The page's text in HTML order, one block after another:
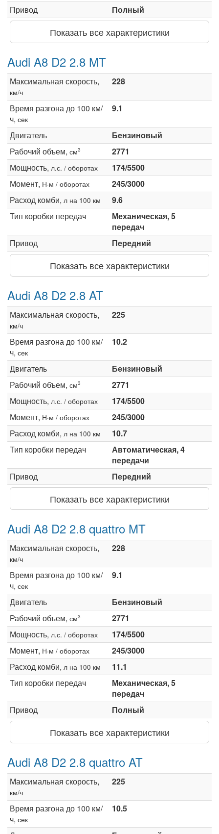
Привод
Полный
Показать все характеристики
Audi A8 D2 2.8 MT
Максимальная скорость,
км/ч
228
Время разгона до 100 км/
ч, сек
9.1
Двигатель
Бензиновый
Рабочий объем, см3
2771
Мощность, л.с. / оборотах
174/5500
Момент, Н·м / оборотах
245/3000
Расход комби, л на 100 км
9.6
Тип коробки передач
Механическая, 5
передач
Привод
Передний
Показать все характеристики
Audi A8 D2 2.8 AT
Максимальная скорость,
км/ч
225
Время разгона до 100 км/
ч, сек
10.2
Двигатель
Бензиновый
Рабочий объем, см3
2771
Мощность, л.с. / оборотах
174/5500
Момент, Н·м / оборотах
245/3000
Расход комби, л на 100 км
10.7
Тип коробки передач
Автоматическая, 4
передачи
Привод
Передний
Показать все характеристики
Audi A8 D2 2.8 quattro MT
Максимальная скорость,
км/ч
228
Время разгона до 100 км/
ч, сек
9.1
Двигатель
Бензиновый
Рабочий объем, см3
2771
Мощность, л.с. / оборотах
174/5500
Момент, Н·м / оборотах
245/3000
Расход комби, л на 100 км
11.1
Тип коробки передач
Механическая, 5
передач
Привод
Полный
Показать все характеристики
Audi A8 D2 2.8 quattro AT
Максимальная скорость,
км/ч
225
Время разгона до 100 км/
ч, сек
10.5